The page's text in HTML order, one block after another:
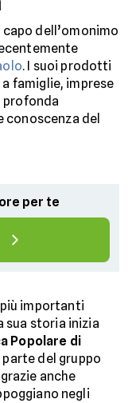
dell’omonimo
. I suoi prodotti
famiglie, imprese
profonda
conoscenza del
per te
importanti
sua storia inizia
Popolare di
parte del gruppo
anche
negli